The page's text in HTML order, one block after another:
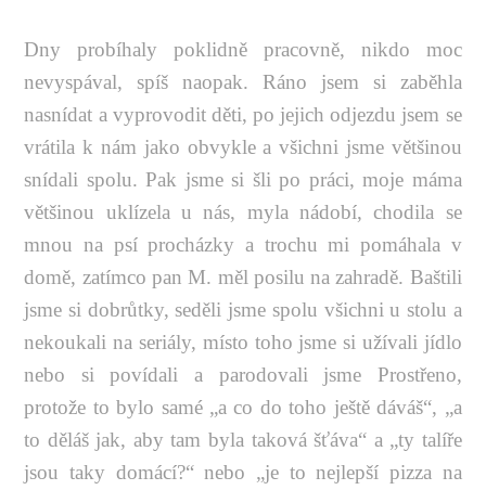
Dny probíhaly poklidně pracovně, nikdo moc
nevyspával, spíš naopak. Ráno jsem si zaběhla
nasnídat a vyprovodit děti, po jejich odjezdu jsem se
vrátila k nám jako obvykle a všichni jsme většinou
snídali spolu. Pak jsme si šli po práci, moje máma
většinou uklízela u nás, myla nádobí, chodila se
mnou na psí procházky a trochu mi pomáhala v
domě, zatímco pan M. měl posilu na zahradě. Baštili
jsme si dobrůtky, seděli jsme spolu všichni u stolu a
nekoukali na seriály, místo toho jsme si užívali jídlo
nebo si povídali a parodovali jsme Prostřeno,
protože to bylo samé „a co do toho ještě dáváš“, „a
to děláš jak, aby tam byla taková šťáva“ a „ty talíře
jsou taky domácí?“ nebo „je to nejlepší pizza na